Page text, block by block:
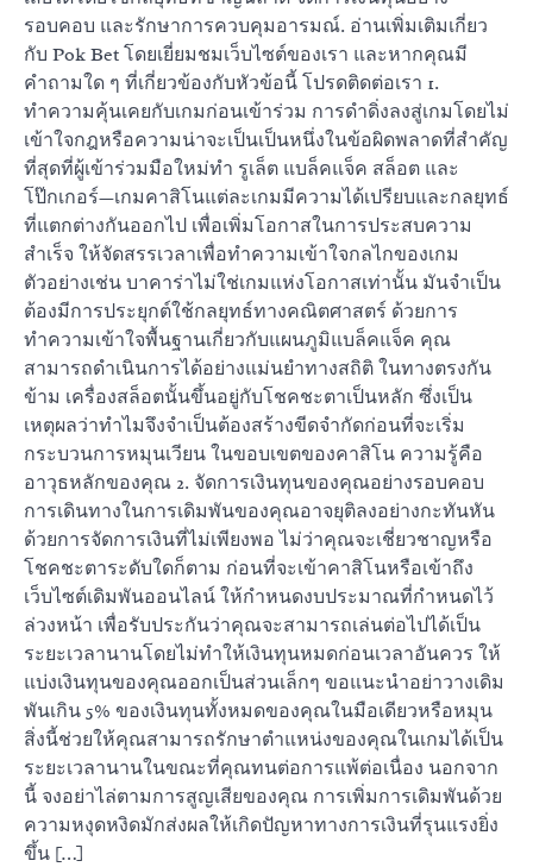
รอบคอบ และรักษาการควบคุมอารมณ์. อ่านเพิ่มเติมเกี่ยว
กับ Pok Bet โดยเยี่ยมชมเว็บไซต์ของเรา และหากคุณมี
คำถามใด ๆ ที่เกี่ยวข้องกับหัวข้อนี้ โปรดติดต่อเรา 1.
ทำความคุ้นเคยกับเกมก่อนเข้าร่วม การดำดิ่งลงสู่เกมโดยไม่
เข้าใจกฎหรือความน่าจะเป็นเป็นหนึ่งในข้อผิดพลาดที่สำคัญ
ที่สุดที่ผู้เข้าร่วมมือใหม่ทำ รูเล็ต แบล็คแจ็ค สล็อต และ
โป๊กเกอร์—เกมคาสิโนแต่ละเกมมีความได้เปรียบและกลยุทธ์
ที่แตกต่างกันออกไป เพื่อเพิ่มโอกาสในการประสบความ
สำเร็จ ให้จัดสรรเวลาเพื่อทำความเข้าใจกลไกของเกม
ตัวอย่างเช่น บาคาร่าไม่ใช่เกมแห่งโอกาสเท่านั้น มันจำเป็น
ต้องมีการประยุกต์ใช้กลยุทธ์ทางคณิตศาสตร์ ด้วยการ
ทำความเข้าใจพื้นฐานเกี่ยวกับแผนภูมิแบล็คแจ็ค คุณ
สามารถดำเนินการได้อย่างแม่นยำทางสถิติ ในทางตรงกัน
ข้าม เครื่องสล็อตนั้นขึ้นอยู่กับโชคชะตาเป็นหลัก ซึ่งเป็น
เหตุผลว่าทำไมจึงจำเป็นต้องสร้างขีดจำกัดก่อนที่จะเริ่ม
กระบวนการหมุนเวียน ในขอบเขตของคาสิโน ความรู้คือ
อาวุธหลักของคุณ 2. จัดการเงินทุนของคุณอย่างรอบคอบ
การเดินทางในการเดิมพันของคุณอาจยุติลงอย่างกะทันหัน
ด้วยการจัดการเงินที่ไม่เพียงพอ ไม่ว่าคุณจะเชี่ยวชาญหรือ
โชคชะตาระดับใดก็ตาม ก่อนที่จะเข้าคาสิโนหรือเข้าถึง
เว็บไซต์เดิมพันออนไลน์ ให้กำหนดงบประมาณที่กำหนดไว้
ล่วงหน้า เพื่อรับประกันว่าคุณจะสามารถเล่นต่อไปได้เป็น
ระยะเวลานานโดยไม่ทำให้เงินทุนหมดก่อนเวลาอันควร ให้
แบ่งเงินทุนของคุณออกเป็นส่วนเล็กๆ ขอแนะนำอย่าวางเดิม
พันเกิน 5% ของเงินทุนทั้งหมดของคุณในมือเดียวหรือหมุน
สิ่งนี้ช่วยให้คุณสามารถรักษาตำแหน่งของคุณในเกมได้เป็น
ระยะเวลานานในขณะที่คุณทนต่อการแพ้ต่อเนื่อง นอกจาก
นี้ จงอย่าไล่ตามการสูญเสียของคุณ การเพิ่มการเดิมพันด้วย
ความหงุดหงิดมักส่งผลให้เกิดปัญหาทางการเงินที่รุนแรงยิ่ง
ขึ้น […]